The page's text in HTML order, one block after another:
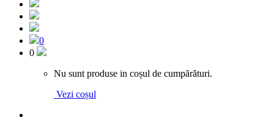
0
0
Nu sunt produse in coșul de cumpărături.
Vezi coșul